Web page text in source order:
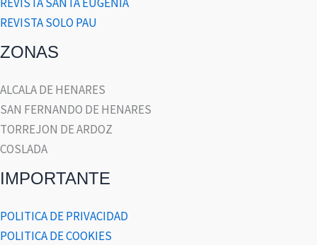
REVISTA SOLO PAU
ZONAS
ALCALA DE HENARES
SAN FERNANDO DE HENARES
TORREJON DE ARDOZ
COSLADA
IMPORTANTE
POLITICA DE PRIVACIDAD
POLITICA DE COOKIES